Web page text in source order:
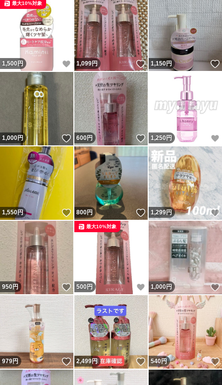
1,500 円 いいね！
最大10%対象
1,099円 いいね！
1,150円
1,000円 いいね！
600円 いいね！
1,250 円
1,550円 いいね！
800円 いいね！
1,299円
950円 いいね！
500 円 いいね！
最大10%対象
1,000円
979円 いいね！
2,499円 いいね！
540円